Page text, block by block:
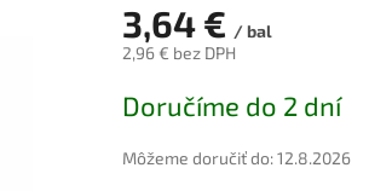
3,64 € / bal
2,96 € bez DPH
cena:
Doručíme do 2 dní
Môžeme doručiť do:12.8.2026